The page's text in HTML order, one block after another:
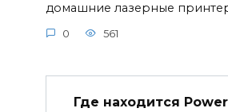
домашние лазерные
0 561
Где находится